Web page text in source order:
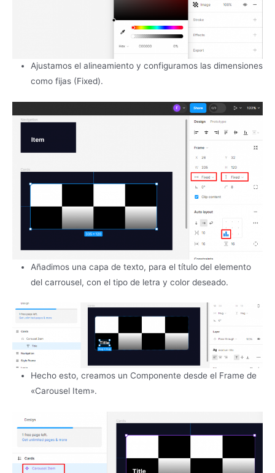
Ajustamos el alineamiento y configuramos las dimensiones
como fijas (Fixed).
Añadimos una capa de texto, para el título del elemento
del carrousel, con el tipo de letra y color deseado.
Hecho esto, creamos un Componente desde el Frame de
«Carousel Item».